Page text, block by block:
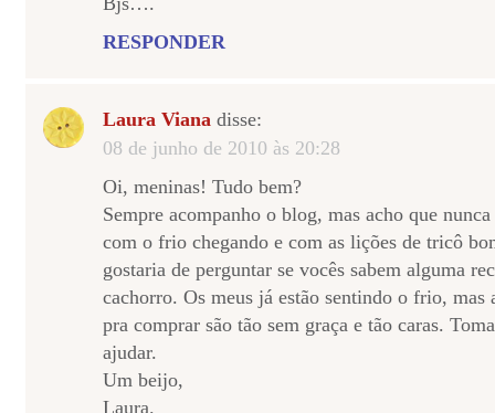
RESPONDER
Laura Viana disse:
08 de junho de 2010 às 20:28
Oi, meninas! Tudo bem?
Sempre acompanho o blog, mas acho que
com o frio chegando e com as lições de tricô
gostaria de perguntar se vocês sabem alguma
cachorro. Os meus já estão sentindo o frio, mas
pra comprar são tão sem graça e tão caras.
ajudar.
Um beijo,
Laura.